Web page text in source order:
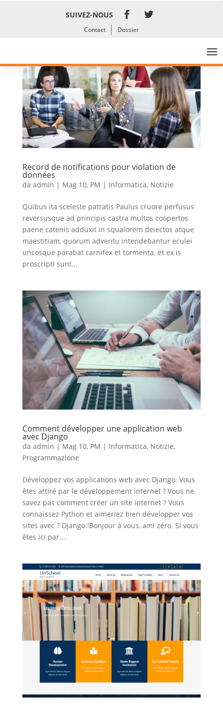
SUIVEZ-NOUS
Contact Dossier
Record de notifications pour violation de
données
da admin | Mag 10, PM | Informatica, Notizie
Quibus ita sceleste patratis Paulus cruore perfusus
reversusque ad principis castra multos coopertos
paene catenis adduxit in squalorem deiectos atque
maestitiam, quorum adventu intendebantur eculei
uncosque parabat carnifex et tormenta. et ex is
proscripti sunt...
Comment développer une application web
avec Django
da admin | Mag 10, PM | Informatica, Notizie,
Programmazione
Développez vos applications web avec Django. Vous
êtes attiré par le développement internet ? Vous ne
savez pas comment créer un site internet ? Vous
connaissez Python et aimeriez bien développer vos
sites avec ? Django !Bonjour à vous, ami zéro. Si vous
êtes ici par...